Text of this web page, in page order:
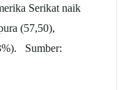
Serikat naik
(57,50),
Sumber: